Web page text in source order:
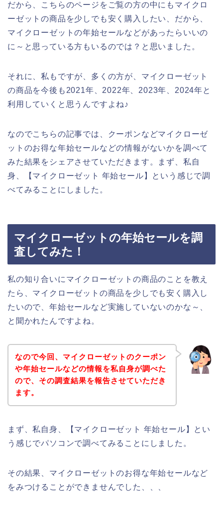
だから、こちらのページをご覧の方の中にもマイクロ
ーゼットの商品を少しでも安く購入したい、だから、
マイクローゼットの年始セールなどがあったらいいの
に～と思っている方もいるのでは？と思いました。
それに、私もですが、多くの方が、マイクローゼット
の商品を今後も2021年、2022年、2023年、2024年と
利用していくと思うんですよね♪
なのでこちらの記事では、クーポンなどマイクローゼ
ットのお得な年始セールなどの情報がないかを調べて
みた結果をシェアさせていただきます。まず、私自
身、【マイクローゼット 年始セール】という感じで調
べてみることにしました。
マイクローゼットの年始セールを調
査してみた！
私の知り合いにマイクローゼットの商品のことを教え
たら、マイクローゼットの商品を少しでも安く購入し
たいので、年始セールなど実施していないのかな～、
と聞かれたんですよね。
なので今回、マイクローゼットのクーポン
や年始セールなどの情報を私自身が調べた
ので、その調査結果を報告させていただき
ます。
まず、私自身、【マイクローゼット 年始セール】とい
う感じでパソコンで調べてみることにしました。
その結果、マイクローゼットのお得な年始セールなど
をみつけることができませんでした、、、